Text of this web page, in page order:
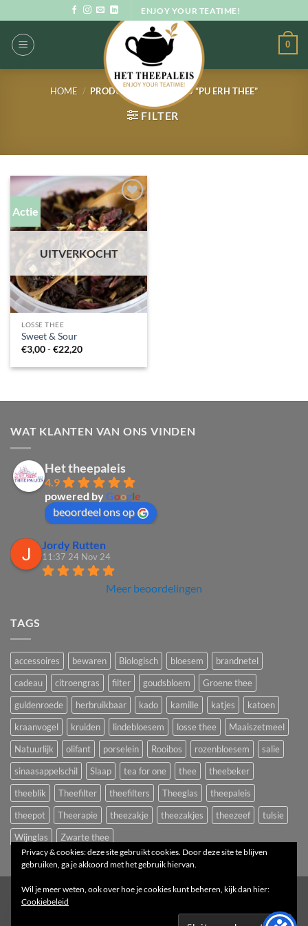
naar
inhoud
ENJOY YOUR TEATIME!
0
HOME / PRODUCTEN GETAGGED “PU ERH THEE”
FILTER
Actie
UITVERKOCHT
LOSSE THEE
Sweet & Sour
€3,00-€22,20Prijsklasse:
tot
WAT KLANTEN VAN ONS VINDEN
Het theepaleis
4.9
powered byGoogle
beoordeel ons op
Jordy Rutten
11:37 24 Nov 24
Meer beoordelingen
TAGS
accessoires bewaren Biologisch bloesem
brandnetel
cadeau
citroengras filter goudsbloem
Groene thee
guldenroede
herbruikbaar kado kamille katjes
katoen
kraanvogel
kruiden lindebloesem losse thee
Maaiszetmeel
Natuurlijk
olifant porselein Rooibos rozenbloesem
salie
sinaasappelschil
Slaap tea for one thee
theebeker
theeblik
Theefilter theefilters Theeglas
theepaleis
theepot
Theerapie theezakje theezakjes theezeef
tulsie
Wijnglas
Zwarte thee
Het Theepaleis
1
Privacy & cookies: deze site gebruikt cookies. Door deze site te blijven
gebruiken, ga je akkoord met het gebruik hiervan.
Wil je meer weten, ook over hoe je cookies kunt beheren, kijk dan hier:
Cookiebeleid